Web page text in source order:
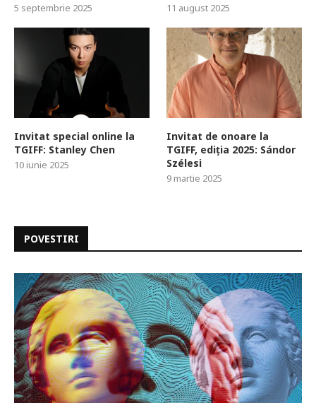
5 septembrie 2025 11 august 2025
Invitat special online la
TGIFF: Stanley Chen
10 iunie 2025
Invitat de onoare la
TGIFF, ediția 2025: Sándor
Szélesi
9 martie 2025
POVESTIRI